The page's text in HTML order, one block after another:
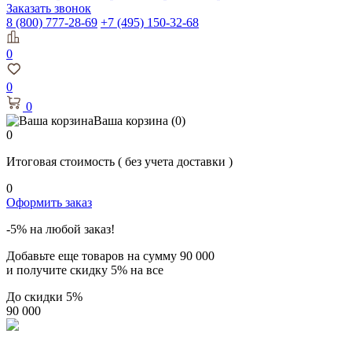
Заказать звонок
8 (800) 777-28-69 +7 (495) 150-32-68
0
0
0
Ваша корзина (0)
0
Итоговая стоимость ( без учета доставки )
0
Оформить заказ
-5% на любой заказ!
Добавьте еще товаров на сумму 90 000
и получите скидку 5% на все
До скидки 5%
90 000